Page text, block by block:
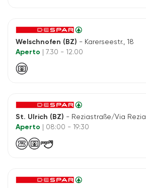
Welschnofen (BZ) - Karerseestr., 18
Aperto
| 7.30 - 12.00
St. Ulrich (BZ) - Reziastraße/Via Rezia 230
Aperto
| 08:00 - 19:30